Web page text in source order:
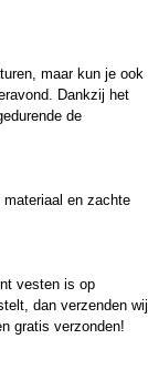
maar kun je ook
Dankzij het
de
en zachte
vesten is op
dan verzenden wij
gratis verzonden!